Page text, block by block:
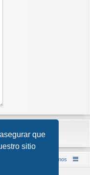
que
sitio
Contáctenos